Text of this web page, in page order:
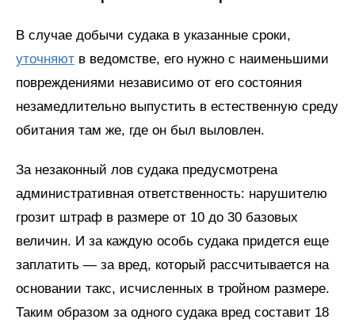
В случае добычи судака в указанные сроки,
уточняют в ведомстве, его нужно с наименьшими
повреждениями независимо от его состояния
незамедлительно выпустить в естественную среду
обитания там же, где он был выловлен.
За незаконный лов судака предусмотрена
административная ответственность: нарушителю
грозит штраф в размере от 10 до 30 базовых
величин. И за каждую особь судака придется еще
заплатить — за вред, который рассчитывается на
основании такс, исчисленных в тройном размере.
Таким образом за одного судака вред составит 18